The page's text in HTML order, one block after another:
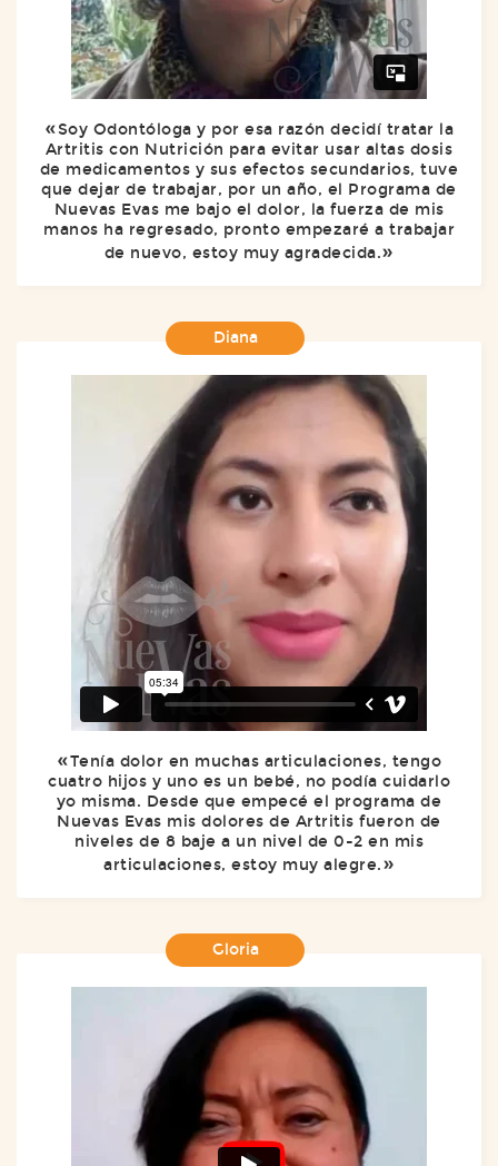
Soy Odontóloga y por esa razón decidí tratar la
Artritis con Nutrición para evitar usar altas dosis
de medicamentos y sus efectos secundarios, tuve
que dejar de trabajar, por un año, el Programa de
Nuevas Evas me bajo el dolor, la fuerza de mis
manos ha regresado, pronto empezaré a trabajar
de nuevo, estoy muy agradecida.
Diana
Tenía dolor en muchas articulaciones, tengo
cuatro hijos y uno es un bebé, no podía cuidarlo
yo misma. Desde que empecé el programa de
Nuevas Evas mis dolores de Artritis fueron de
niveles de 8 baje a un nivel de 0-2 en mis
articulaciones, estoy muy alegre.
Gloria